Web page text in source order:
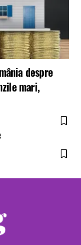
despre
mari,